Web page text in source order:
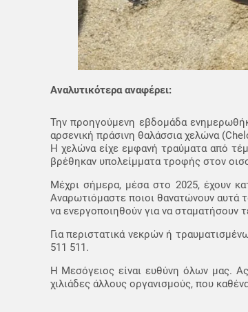
Αναλυτικότερα αναφέρει:
Την προηγούμενη εβδομάδα
αρσενική πράσινη θαλάσσια χελώνα
Η χελώνα είχε εμφανή τραύματα από
βρέθηκαν υπολείμματα τροφής στον
Μέχρι σήμερα, μέσα στο 2025, έχουν
Αναρωτιόμαστε ποιοι θανατώνουν αυτά
να ενεργοποιηθούν για να σταματήσουν
Για περιστατικά νεκρών ή
511 511.
Η Μεσόγειος είναι ευθύνη όλων μας.
χιλιάδες άλλους οργανισμούς, που